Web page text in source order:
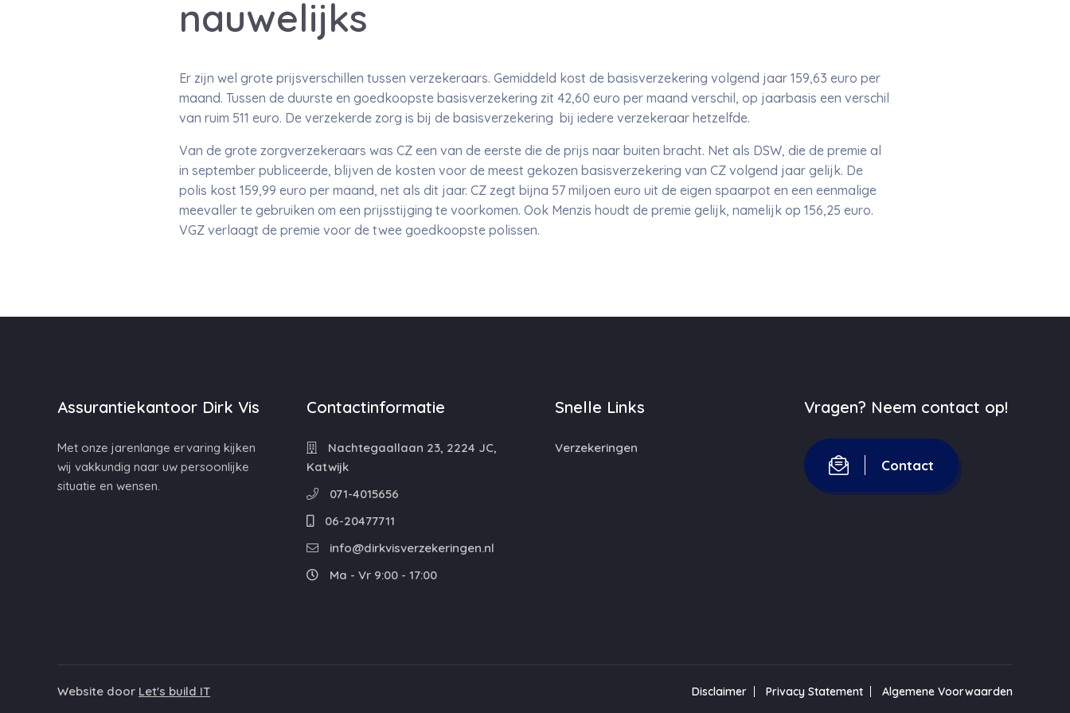
nauwelijks
Er zijn wel grote prijsverschillen tussen verzekeraars. Gemiddeld kost de basisverzekering volgend jaar 159,63 euro per
maand. Tussen de duurste en goedkoopste basisverzekering zit 42,60 euro per maand verschil, op jaarbasis een verschil
van ruim 511 euro. De verzekerde zorg is bij de basisverzekering bij iedere verzekeraar hetzelfde.
Van de grote zorgverzekeraars was CZ een van de eerste die de prijs naar buiten bracht. Net als DSW, die de premie al
in september publiceerde, blijven de kosten voor de meest gekozen basisverzekering van CZ volgend jaar gelijk. De
polis kost 159,99 euro per maand, net als dit jaar. CZ zegt bijna 57 miljoen euro uit de eigen spaarpot en een eenmalige
meevaller te gebruiken om een prijsstijging te voorkomen. Ook Menzis houdt de premie gelijk, namelijk op 156,25 euro.
VGZ verlaagt de premie voor de twee goedkoopste polissen.
Assurantiekantoor Dirk Vis
Met onze jarenlange ervaring kijken
wij vakkundig naar uw persoonlijke
situatie en wensen.
Contactinformatie
Nachtegaallaan 23, 2224 JC,
Katwijk
071-4015656
06-20477711
info@dirkvisverzekeringen.nl
Ma - Vr 9:00 - 17:00
Snelle Links
Verzekeringen
Vragen? Neem contact op!
Contact
Website door Let's build IT Disclaimer Privacy Statement Algemene Voorwaarden